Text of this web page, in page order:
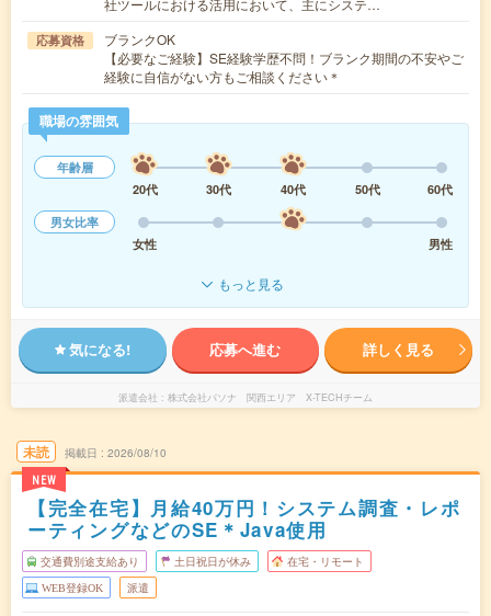
社ツールにおける活用において、主にシステ…
応募資格
ブランクOK
【必要なご経験】SE経験学歴不問！ブランク期間の不安やご
経験に自信がない方もご相談ください＊
職場の雰囲気
年齢層
20代
30代 40代 50代
60代
男女比率
女性
男性
もっと見る
気になる! 応募へ進む 詳しく見る
派遣会社 株式会社パソナ 関西エリア X-TECHチーム
未読
NEW
掲載日 2026/08/10
【完全在宅】月給40万円！システム調査・レポ
ーティングなどのSE＊Java使用
交通費別途支給あり 土日祝日が休み 在宅・リモート
WEB登録OK 派遣